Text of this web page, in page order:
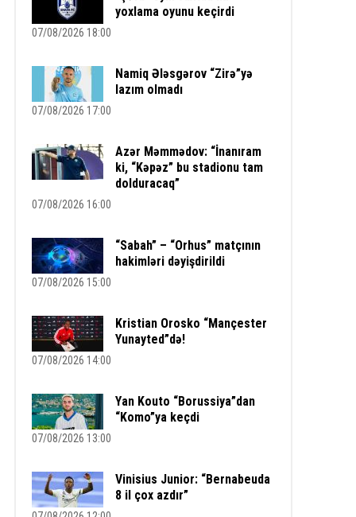
yoxlama oyunu keçirdi
07/08/2026 18:00
Namiq Ələsgərov “Zirə”yə
lazım olmadı
07/08/2026 17:00
Azər Məmmədov: “İnanıram
ki, “Kəpəz” bu stadionu tam
dolduracaq”
07/08/2026 16:00
“Sabah” – “Orhus” matçının
hakimləri dəyişdirildi
07/08/2026 15:00
Kristian Orosko “Mançester
Yunayted”də!
07/08/2026 14:00
Yan Kouto “Borussiya”dan
“Komo”ya keçdi
07/08/2026 13:00
Vinisius Junior: “Bernabeuda
8 il çox azdır”